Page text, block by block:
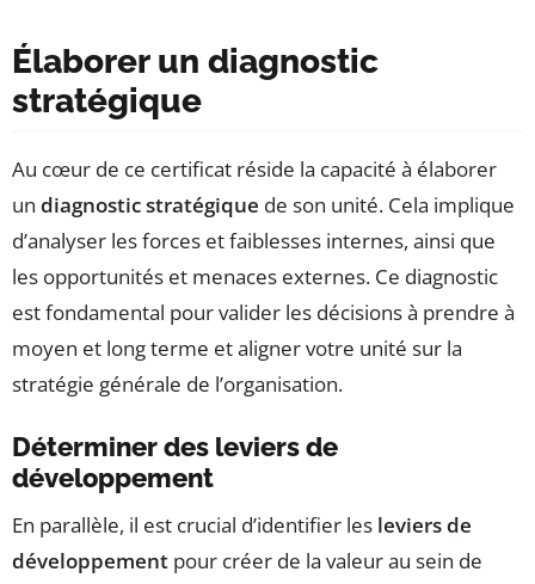
Élaborer un diagnostic
stratégique
Au cœur de ce certificat réside la capacité à élaborer
un diagnostic stratégique de son unité. Cela implique
d’analyser les forces et faiblesses internes, ainsi que
les opportunités et menaces externes. Ce diagnostic
est fondamental pour valider les décisions à prendre à
moyen et long terme et aligner votre unité sur la
stratégie générale de l’organisation.
Déterminer des leviers de
développement
En parallèle, il est crucial d’identifier les leviers de
développement pour créer de la valeur au sein de